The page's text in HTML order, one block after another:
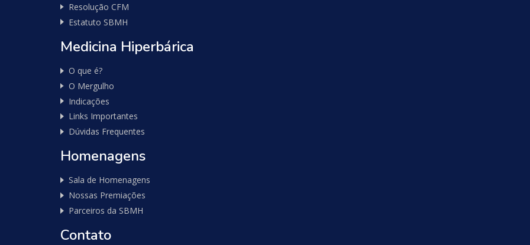
Diabetes,
Health,
Relationships
Resolução CFM
Estatuto SBMH
Medicina Hiperbárica
O que é?
O Mergulho
Indicações
Links Importantes
Dúvidas Frequentes
Homenagens
Sala de Homenagens
Nossas Premiações
Parceiros da SBMH
Contato